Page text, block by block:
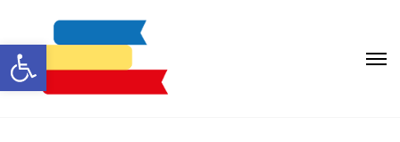
Otwórz pasek narzędzi